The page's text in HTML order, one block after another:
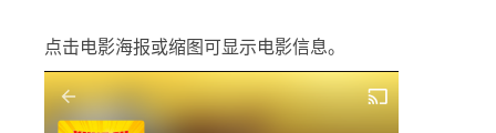
点击电影海报或缩图可显示电影信息。